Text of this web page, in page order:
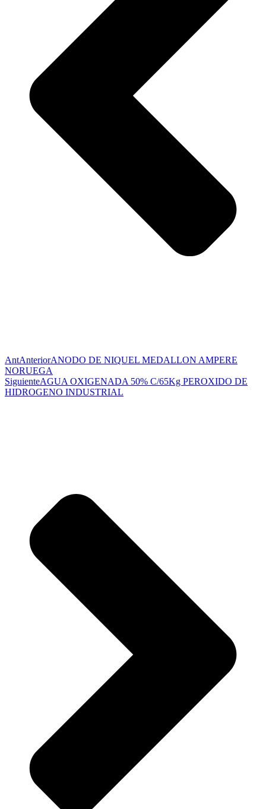
AntAnteriorANODO DE NIQUEL MEDALLON AMPERE
NORUEGA
SiguienteAGUA OXIGENADA 50% C/65Kg PEROXIDO DE
HIDROGENO INDUSTRIAL